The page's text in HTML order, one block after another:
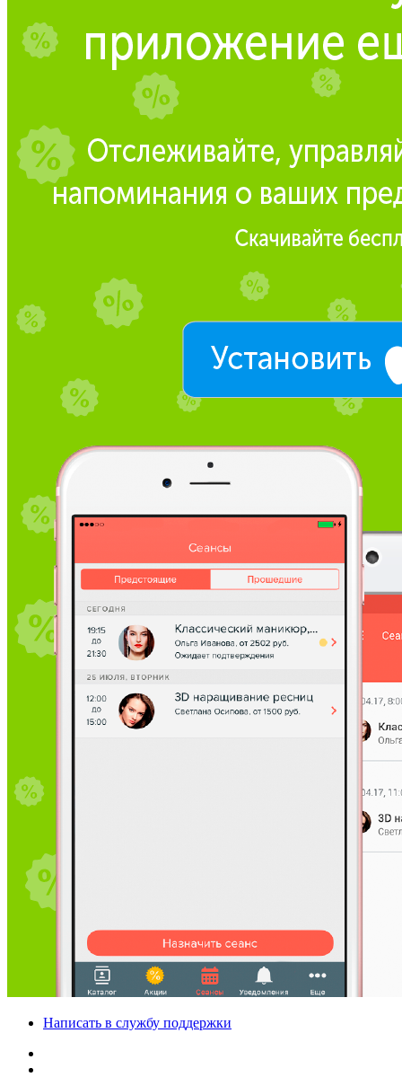
Написать в службу поддержки